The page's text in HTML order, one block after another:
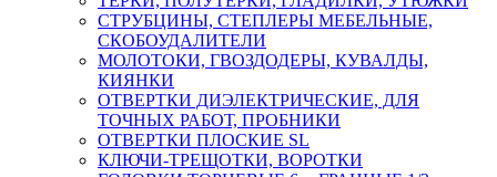
СТРУБЦИНЫ, СТЕПЛЕРЫ МЕБЕЛЬНЫЕ,
СКОБОУДАЛИТЕЛИ
МОЛОТОКИ, ГВОЗДОДЕРЫ, КУВАЛДЫ,
КИЯНКИ
ОТВЕРТКИ ДИЭЛЕКТРИЧЕСКИЕ, ДЛЯ
ТОЧНЫХ РАБОТ, ПРОБНИКИ
ОТВЕРТКИ ПЛОСКИЕ SL
КЛЮЧИ-ТРЕЩОТКИ, ВОРОТКИ